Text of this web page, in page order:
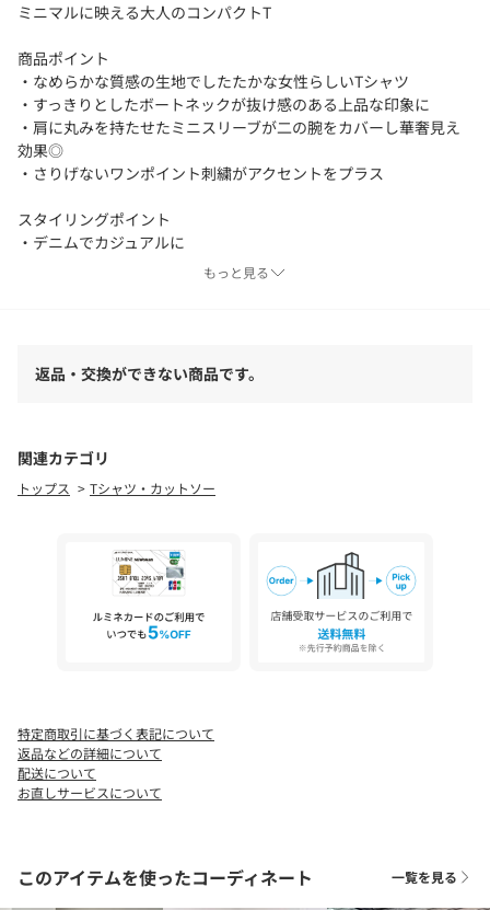
ミニマルに映える大人のコンパクトT
商品ポイント
・なめらかな質感の生地でしたたかな女性らしいTシャツ
・すっきりとしたボートネックが抜け感のある上品な印象に
・肩に丸みを持たせたミニスリーブが二の腕をカバーし華奢見え
効果◎
・さりげないワンポイント刺繍がアクセントをプラス
スタイリングポイント
・デニムでカジュアルに
・スラックスやスカートできれい目にオンオフ問わず着まわせる
バイアススカート
【ブラック着用アイテム①】【低身長サイズあり】セミフレアデ
ニム
【ブラック着用アイテム➁】【累計2.5万本！】【新色追加】2タ
【イエロー着用アイテム➁】【累計2.5万本！】【新色追加】2タ
ックワイドパンツ
【イエロー着用アイテム③】【低身長サイズあり/セットアップ対
＊＊＊＊＊＊＊＊＊＊＊＊＊＊＊＊＊＊＊＊＊＊
透け感：ホワイト・イエローのみややあり
裏地：なし
もっと見る
返品・交換ができない商品です。
関連カテゴリ
トップス Tシャツ・カットソー
特定商取引に基づく表記について
返品などの詳細について
配送について
お直しサービスについて
このアイテムを使ったコーディネート 一覧を見る